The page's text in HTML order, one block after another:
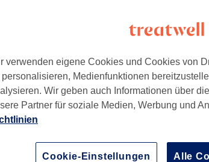
, 80687
30 Min.Details anzeigen
verwenden eigene Cookies und Cookies von
personalisieren, Medienfunktionen
Wir geben auch Informationen über
Partner für soziale Medien, Werbung und
Cookie-Einstellungen Alle